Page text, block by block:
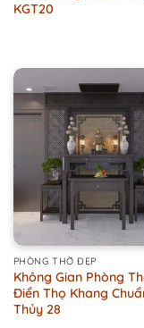
KGT20
PHÒNG THỜ ĐẸP
Không Gian Phòng
Điển Thọ Khang
Thủy 28